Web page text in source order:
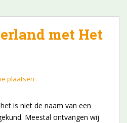
met Het
plaatsen
het is niet de naam van een
Meestal ontvangen wij